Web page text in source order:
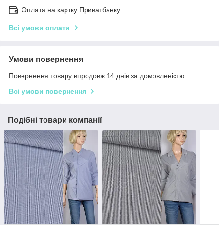
Оплата на картку Приватбанку
Всі умови оплати
Умови повернення
Повернення товару впродовж 14 днів за домовленістю
Всі умови повернення
Подібні товари компанії